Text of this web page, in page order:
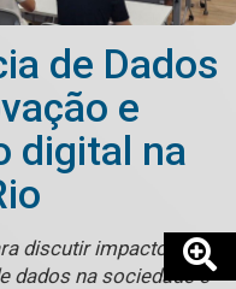
de Dados
e
digital na
discutir impactos da
dados na sociedade e